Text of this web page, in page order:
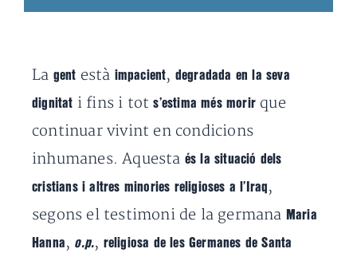
La gent està impacient, degradada en la seva
dignitat i fins i tots’estima més morir que
continuar vivint en condicions
inhumanes. Aquesta és la situació dels
cristians i altres minories religioses a l’Iraq ,
segons el testimoni de la germana Maria
Hanna , o.p., religiosa de les Germanes de Santa